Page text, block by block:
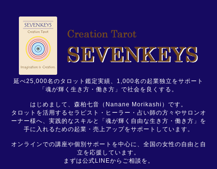
延べ25,000名のタロット鑑定実績、1,000名の起業独立をサポート
「魂が輝く生き方・働き方」で社会を良くする。
はじめまして、森柏七音（Nanane Morikashi）です。
タロットを活用するセラピスト・ヒーラー・占い師の方々やサロンオ
ーナー様へ、実践的なスキルと「魂が輝く自由な生き方・働き方」を
手に入れるための起業・売上アップをサポートしています。
オンラインでの講座や個別サポートを中心に、全国の女性の自由と自
立を応援しています。
まずは公式LINEからご相談を。